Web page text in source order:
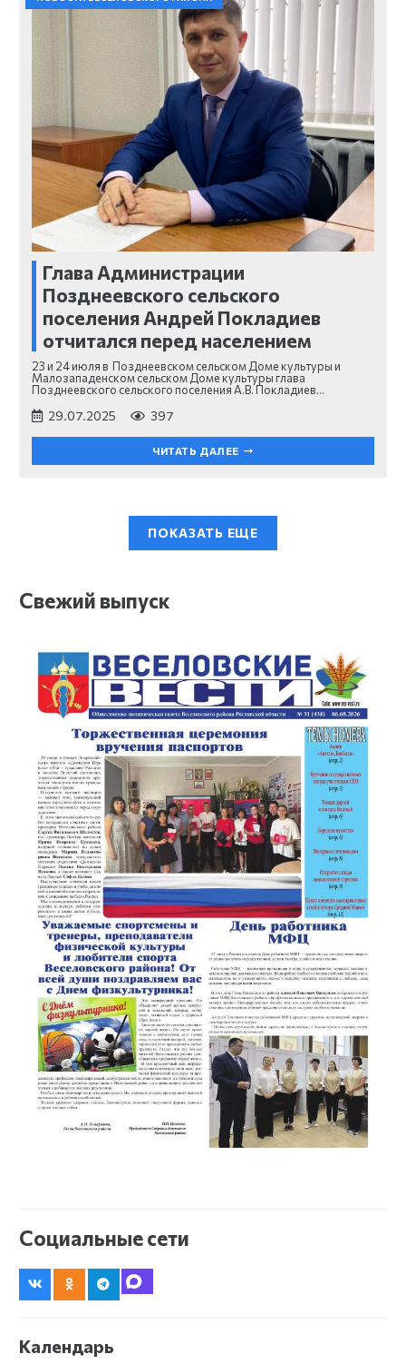
Глава Администрации
Позднеевского сельского
поселения Андрей Покладиев
отчитался перед населением
23 и 24 июля в Позднеевском сельском Доме культуры и
Малозападенском сельском Доме культуры глава
Позднеевского сельского поселения А.В. Покладиев…
29.07.2025 397
ЧИТАТЬ ДАЛЕЕ
ПОКАЗАТЬ ЕЩЕ
Свежий выпуск
Социальные сети
Календарь